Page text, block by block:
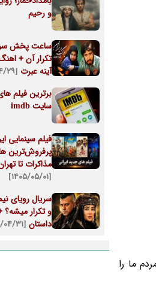
ما را
و رحیم
ساعت پخش
تکرار آن +
آینه عبرت [۱۴۰۵/۰۴/۲۹]
برترین فیلم
سایت imdb
فیلم سینمایی
مذاکرات تا
[۱۴۰۵/۰۵/۰۱]
سریال
و تکرار میشه؟
داستان [۱۴۰۵/۰۴/۳۱]